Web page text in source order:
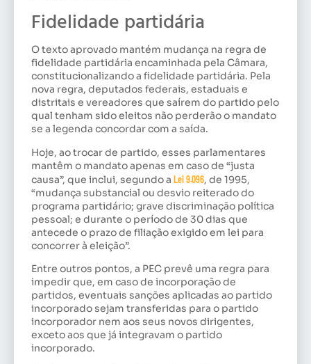
Fidelidade partidária
O texto aprovado mantém mudança na regra de
fidelidade partidária encaminhada pela Câmara,
constitucionalizando a fidelidade partidária. Pela
nova regra, deputados federais, estaduais e
distritais e vereadores que saírem do partido pelo
qual tenham sido eleitos não perderão o mandato
se a legenda concordar com a saída.
Hoje, ao trocar de partido, esses parlamentares
mantêm o mandato apenas em caso de “justa
causa”, que inclui, segundo a Lei 9.096, de 1995,
“mudança substancial ou desvio reiterado do
programa partidário; grave discriminação política
pessoal; e durante o período de 30 dias que
antecede o prazo de filiação exigido em lei para
concorrer à eleição”.
Entre outros pontos, a PEC prevê uma regra para
impedir que, em caso de incorporação de
partidos, eventuais sanções aplicadas ao partido
incorporado sejam transferidas para o partido
incorporador nem aos seus novos dirigentes,
exceto aos que já integravam o partido
incorporado.